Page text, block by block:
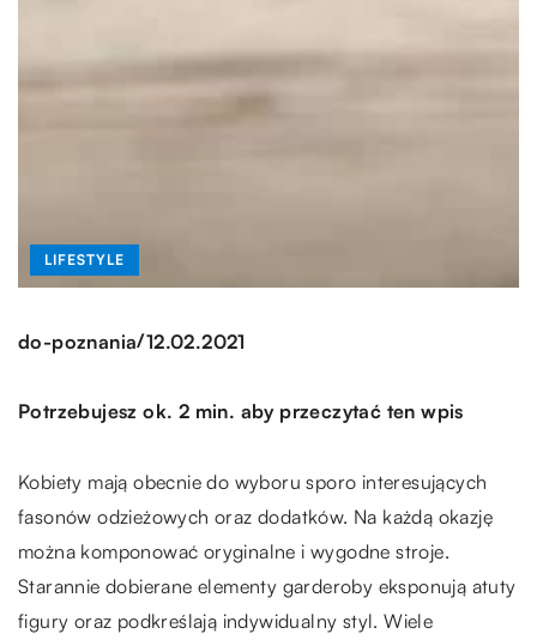
LIFESTYLE
do-poznania/12.02.2021
Potrzebujesz ok. 2 min. aby przeczytać ten wpis
Kobiety mają obecnie do wyboru sporo interesujących
fasonów odzieżowych oraz dodatków. Na każdą okazję
można komponować oryginalne i wygodne stroje.
Starannie dobierane elementy garderoby eksponują atuty
figury oraz podkreślają indywidualny styl. Wiele